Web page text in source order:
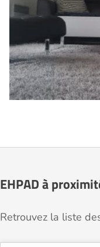
EHPAD à
Retrouvez la liste